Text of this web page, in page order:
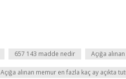
657 143 madde nedir Açığa
Açığa alınan memur en fazla kaç ay açıkta